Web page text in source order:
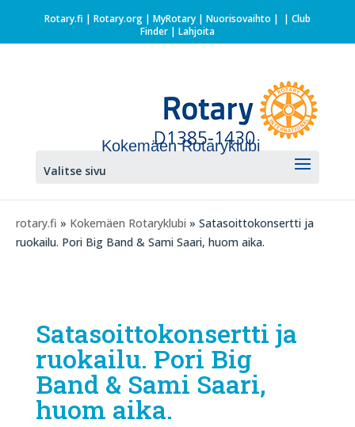
Rotary.fi | Rotary.org| MyRotary | Nuorisovaihto | | Club
Finder| Lahjoita
Kokemäen Rotaryklubi
Valitse sivu
rotary.fi » Kokemäen Rotaryklubi » Satasoittokonsertti ja
ruokailu. Pori Big Band & Sami Saari, huom aika.
Satasoittokonsertti ja
ruokailu. Pori Big
Band & Sami Saari,
huom aika.